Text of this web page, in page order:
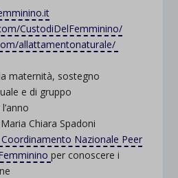
CustodiDelFemminino/
allattamentonaturale/
maternità, sostegno
e di gruppo
Maria Chiara Spadoni
Nazionale Peer
per conoscere i